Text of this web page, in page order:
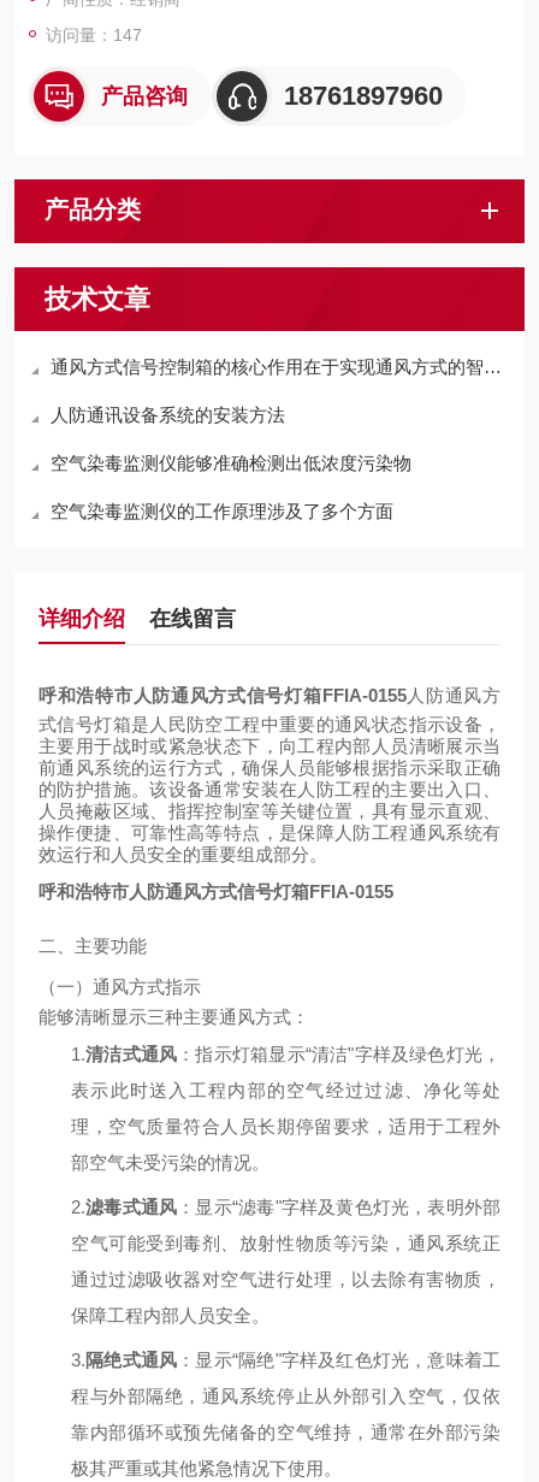
访问量：147
产品咨询 18761897960
产品分类
技术文章
通风方式信号控制箱的核心作用在于实现通风方式的智能切换
人防通讯设备系统的安装方法
空气染毒监测仪能够准确检测出低浓度污染物
空气染毒监测仪的工作原理涉及了多个方面
详细介绍 在线留言
呼和浩特市人防通风方式信号灯箱FFIA-0155人防通风方
式信号灯箱是人民防空工程中重要的通风状态指示设备，
主要用于战时或紧急状态下，向工程内部人员清晰展示当
前通风系统的运行方式，确保人员能够根据指示采取正确
的防护措施。该设备通常安装在人防工程的主要出入口、
人员掩蔽区域、指挥控制室等关键位置，具有显示直观、
操作便捷、可靠性高等特点，是保障人防工程通风系统有
效运行和人员安全的重要组成部分。
呼和浩特市人防通风方式信号灯箱FFIA-0155
二、主要功能
（一）通风方式指示
能够清晰显示三种主要通风方式：
1.清洁式通风 ：指示灯箱显示“清洁"字样及绿色灯光，
表示此时送入工程内部的空气经过过滤、净化等处
理，空气质量符合人员长期停留要求，适用于工程外
部空气未受污染的情况。
2.滤毒式通风 ：显示“滤毒"字样及黄色灯光，表明外部
空气可能受到毒剂、放射性物质等污染，通风系统正
通过过滤吸收器对空气进行处理，以去除有害物质，
保障工程内部人员安全。
3.隔绝式通风 ：显示“隔绝"字样及红色灯光，意味着工
程与外部隔绝，通风系统停止从外部引入空气，仅依
靠内部循环或预先储备的空气维持，通常在外部污染
极其严重或其他紧急情况下使用。